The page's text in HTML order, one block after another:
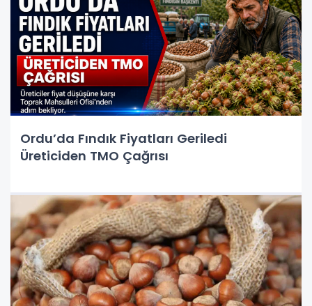
Ordu’da Fındık Fiyatları Geriledi
Üreticiden TMO Çağrısı